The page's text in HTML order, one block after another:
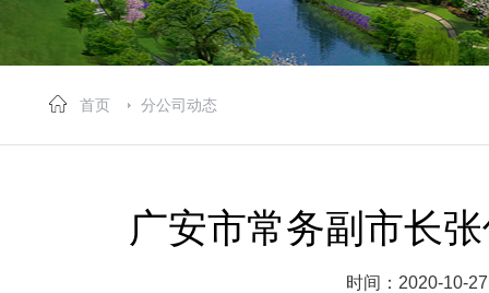
首页 分公司动态
广安市常务副市长
时间：2020-10-27